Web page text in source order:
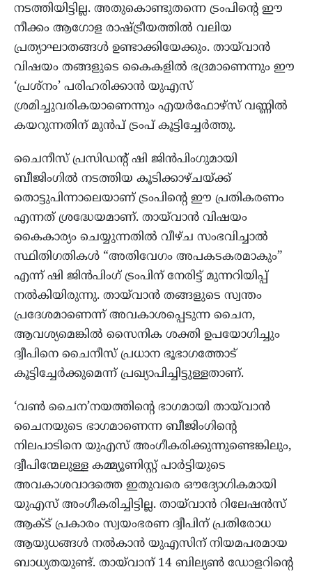
നടത്തിയിട്ടില്ല. അതുകൊണ്ടുതന്നെ ട്രംപിന്റെ ഈ
നീക്കം ആഗോള രാഷ്ട്രീയത്തിൽ വലിയ
പ്രത്യാഘാതങ്ങൾ ഉണ്ടാക്കിയേക്കും. തായ്‌വാൻ
വിഷയം തങ്ങളുടെ കൈകളിൽ ഭദ്രമാണെന്നും ഈ
‘പ്രശ്നം’ പരിഹരിക്കാൻ യുഎസ്
ശ്രമിച്ചുവരികയാണെന്നും എയർഫോഴ്സ് വണ്ണിൽ
കയറുന്നതിന് മുൻപ് ട്രംപ് കൂട്ടിച്ചേർത്തു.
ചൈനീസ് പ്രസിഡന്റ് ഷി ജിൻപിംഗുമായി
ബീജിംഗിൽ നടത്തിയ കൂടിക്കാഴ്ചയ്ക്ക്
തൊട്ടുപിന്നാലെയാണ് ട്രംപിന്റെ ഈ പ്രതികരണം
എന്നത് ശ്രദ്ധേയമാണ്. തായ്‌വാൻ വിഷയം
കൈകാര്യം ചെയ്യുന്നതിൽ വീഴ്ച സംഭവിച്ചാൽ
സ്ഥിതിഗതികൾ “അതിവേഗം അപകടകരമാകും”
എന്ന് ഷി ജിൻപിംഗ് ട്രംപിന് നേരിട്ട് മുന്നറിയിപ്പ്
നൽകിയിരുന്നു. തായ്‌വാൻ തങ്ങളുടെ സ്വന്തം
പ്രദേശമാണെന്ന് അവകാശപ്പെടുന്ന ചൈന,
ആവശ്യമെങ്കിൽ സൈനിക ശക്തി ഉപയോഗിച്ചും
ദ്വീപിനെ ചൈനീസ് പ്രധാന ഭൂഭാഗത്തോട്
കൂട്ടിച്ചേർക്കുമെന്ന് പ്രഖ്യാപിച്ചിട്ടുള്ളതാണ്.
‘വൺ ചൈന’നയത്തിന്റെ ഭാഗമായി തായ്‌വാൻ
ചൈനയുടെ ഭാഗമാണെന്ന ബീജിംഗിന്റെ
നിലപാടിനെ യുഎസ് അംഗീകരിക്കുന്നുണ്ടെങ്കിലും,
ദ്വീപിന്മേലുള്ള കമ്മ്യൂണിസ്റ്റ് പാർട്ടിയുടെ
അവകാശവാദത്തെ ഇതുവരെ ഔദ്യോഗികമായി
യുഎസ് അംഗീകരിച്ചിട്ടില്ല. തായ്‌വാൻ റിലേഷൻസ്
ആക്ട് പ്രകാരം സ്വയംഭരണ ദ്വീപിന് പ്രതിരോധ
ആയുധങ്ങൾ നൽകാൻ യുഎസിന് നിയമപരമായ
ബാധ്യതയുണ്ട്. തായ്‌വാന് 14 ബില്യൺ ഡോളറിന്റെ